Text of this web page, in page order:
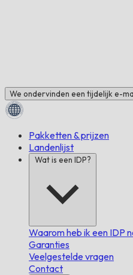
We ondervinden een tijdelijk e-
Pakketten & prijzen
Landenlijst
Wat is een IDP?
Waarom heb ik een IDP
Garanties
Veelgestelde vragen
Contact